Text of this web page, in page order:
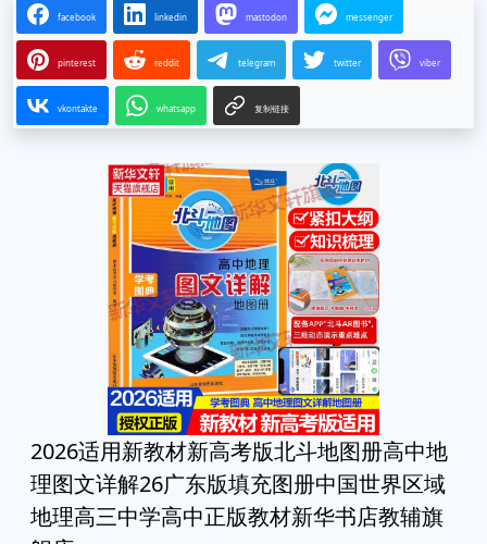
facebook linkedin mastodon messenger
pinterest reddit telegram twitter viber
vkontakte whatsapp 复制链接
2026适用新教材新高考版北斗地图册高中地
理图文详解26广东版填充图册中国世界区域
地理高三中学高中正版教材新华书店教辅旗